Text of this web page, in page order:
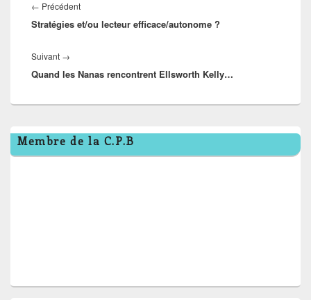
← PrécédentArticle
précédent :
Stratégies et/ou lecteur efficace/autonome ?
Suivant →
suivant :
Quand les Nanas rencontrent Ellsworth Kelly…
Zone
principale
de
Membre de la C.P.B